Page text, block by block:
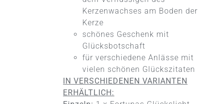
PRODUKTSEITE
Kerzenwachses am Boden der
Kerze
schönes Geschenk mit
Glücksbotschaft
für verschiedene Anlässe mit
vielen schönen Glückszitaten
IN VERSCHIEDENEN VARIANTEN
ERHÄLTLICH: